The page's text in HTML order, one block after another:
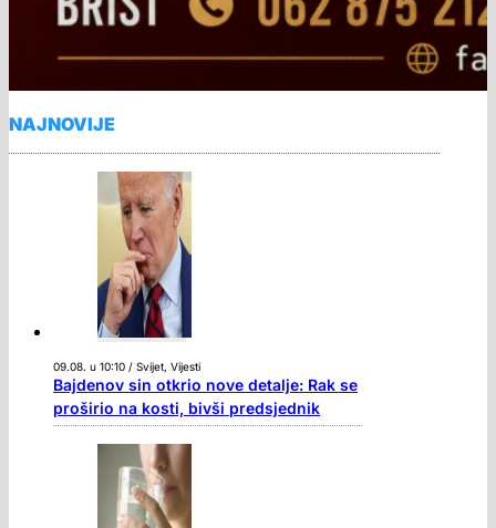
NAJNOVIJE
09.08. u 10:10 / Svijet, Vijesti
Bajdenov sin otkrio nove detalje: Rak se
proširio na kosti, bivši predsjednik